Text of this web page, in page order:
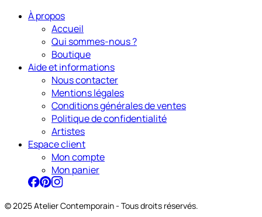
À propos
Accueil
Qui sommes-nous ?
Boutique
Aide et informations
Nous contacter
Mentions légales
Conditions générales de ventes
Politique de confidentialité
Artistes
Espace client
Mon compte
Mon panier
© 2025 Atelier Contemporain - Tous droits réservés.